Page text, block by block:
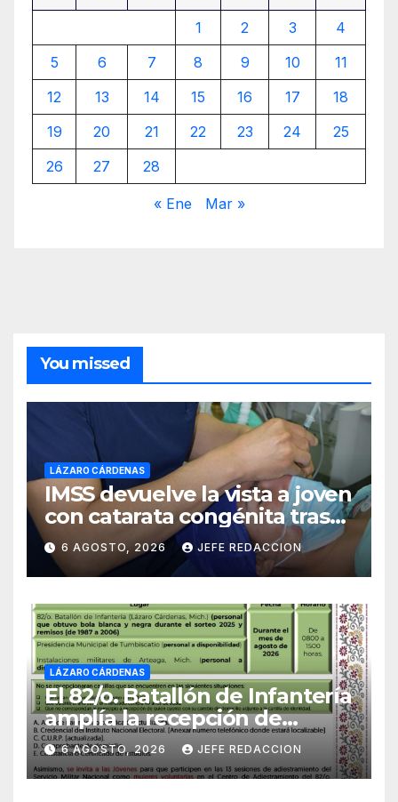
1 2 3
4
5
6 7 8 9 10
11
12
13 14 15 16 17
18
19
20 21 22 23 24
25
26
27 28
« Ene Mar »
You missed
LÁZARO CÁRDENAS
IMSS devuelve la vista a joven
con catarata congénita tras
23 años de limitación visual
6 AGOSTO, 2026 JEFE REDACCION
LÁZARO CÁRDENAS
El 82/o. Batallón de Infantería
amplía la recepción de
documentos para obtener La
Catilla del Servicio Militar
Nacional
6 AGOSTO, 2026 JEFE REDACCION